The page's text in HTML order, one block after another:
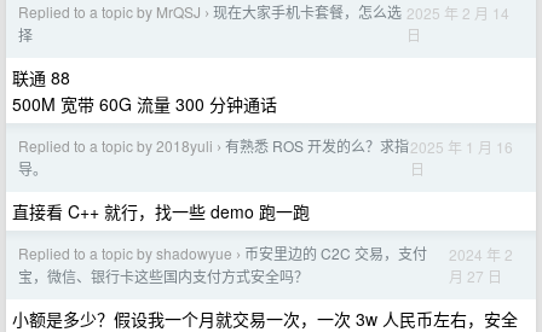
Replied to a topic by MrQSJ › 现在大家手机卡套餐，怎么选
择
2025 年 2 月 14
日
联通 88
500M 宽带 60G 流量 300 分钟通话
Replied to a topic by 2018yuli › 有熟悉 ROS 开发的么？求指
导。
2025 年 1 月 16
日
直接看 C++ 就行，找一些 demo 跑一跑
Replied to a topic by shadowyue › 币安里边的 C2C 交易，支付
宝，微信、银行卡这些国内支付方式安全吗？
2024 年 2
月 27 日
小额是多少？假设我一个月就交易一次，一次 3w 人民币左右，安全